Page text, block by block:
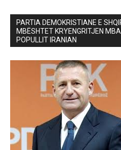
PARTIA DEMOKRISTIANE E
MBËSHTET KRYENGRITJEN
POPULLIT IRANIAN